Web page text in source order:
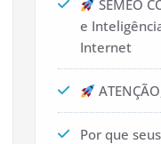
SEMEO
e
Internet
Por que